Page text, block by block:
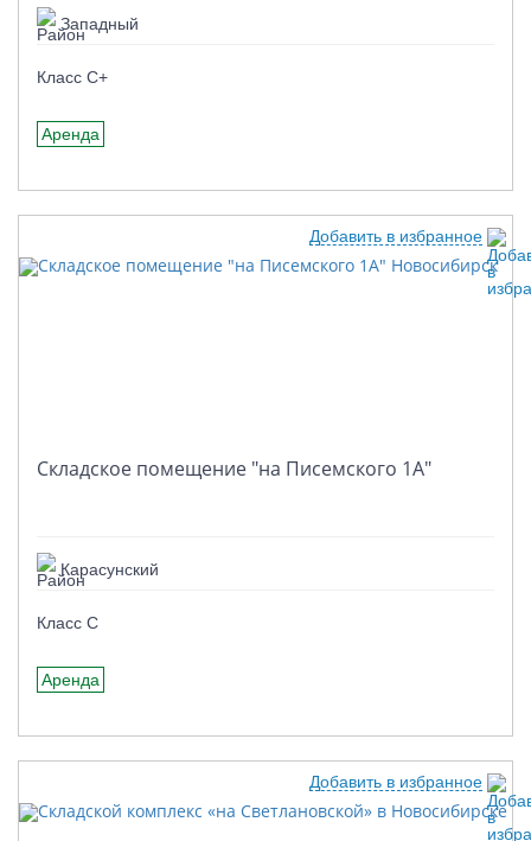
Западный
Класс C+
Аренда
Добавить в избранное
Складское помещение "на Писемского 1А"
Карасунский
Класс C
Аренда
Добавить в избранное